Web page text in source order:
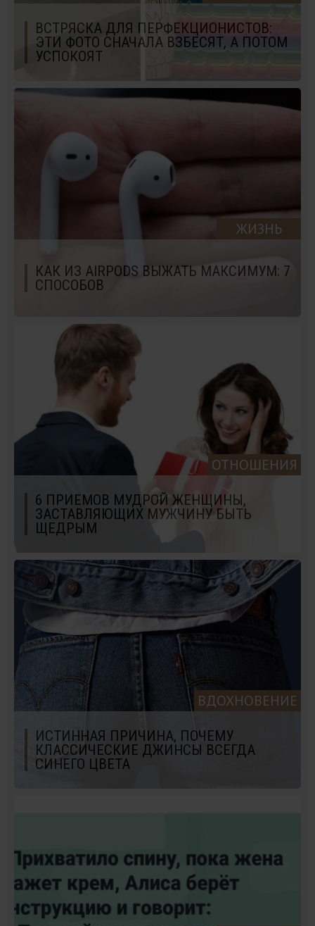
ВСТРЯСКА ДЛЯ ПЕРФЕКЦИОНИСТОВ:
ЭТИ ФОТО СНАЧАЛА ВЗБЕСЯТ, А ПОТОМ
УСПОКОЯТ
ЖИЗНЬ
КАК ИЗ AIRPODS ВЫЖАТЬ МАКСИМУМ: 7
СПОСОБОВ
ОТНОШЕНИЯ
6 ПРИЕМОВ МУДРОЙ ЖЕНЩИНЫ,
ЗАСТАВЛЯЮЩИХ МУЖЧИНУ БЫТЬ
ЩЕДРЫМ
ВДОХНОВЕНИЕ
ИСТИННАЯ ПРИЧИНА, ПОЧЕМУ
КЛАССИЧЕСКИЕ ДЖИНСЫ ВСЕГДА
СИНЕГО ЦВЕТА